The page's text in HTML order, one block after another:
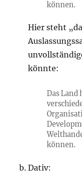
können.
Hier steht
könnte:
Das Land
können.
Dativ: